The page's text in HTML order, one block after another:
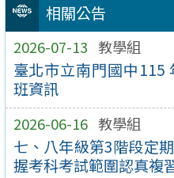
相關公告
2026-07-13 教學組
臺北市立南門國中115
班資訊
2026-06-16 教學組
七、八年級第3階段定
握考科考試範圍認真複